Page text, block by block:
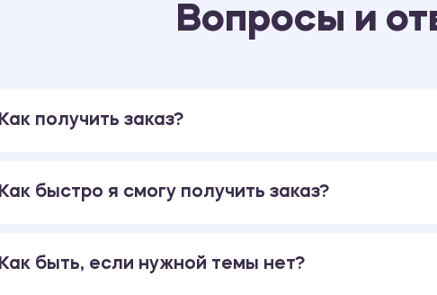
Вопросы и
Как получить заказ?
Как быстро я смогу получить заказ?
Как быть, если нужной темы нет?